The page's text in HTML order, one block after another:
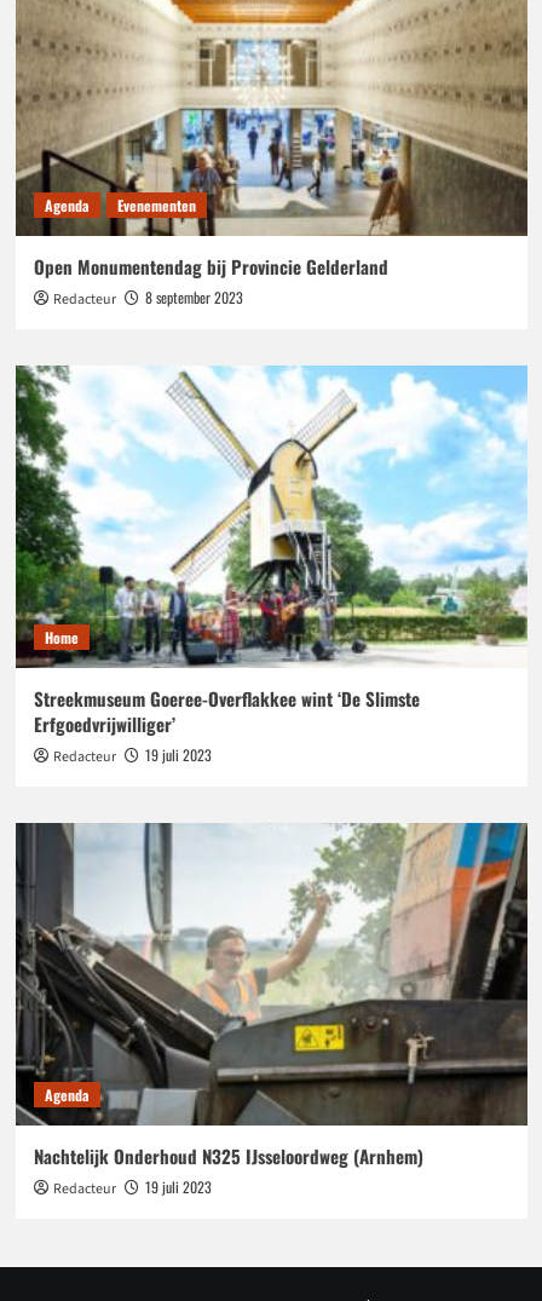
Agenda Evenementen
Open Monumentendag bij Provincie Gelderland
Redacteur 8 september 2023
Home
Streekmuseum Goeree-Overflakkee wint ‘De Slimste
Erfgoedvrijwilliger’
Redacteur 19 juli 2023
Agenda
Nachtelijk Onderhoud N325 IJsseloordweg (Arnhem)
Redacteur 19 juli 2023